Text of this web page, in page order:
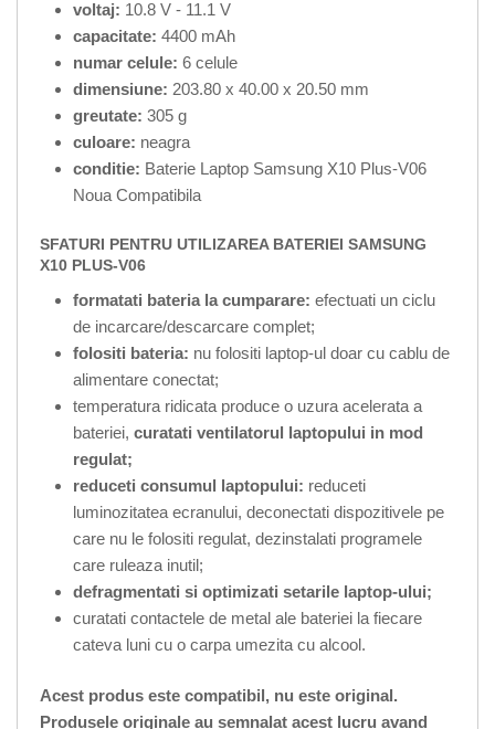
voltaj: 10.8 V - 11.1 V
capacitate: 4400 mAh
numar celule: 6 celule
dimensiune: 203.80 x 40.00 x 20.50 mm
greutate: 305 g
culoare: neagra
conditie: Baterie Laptop Samsung X10 Plus-V06
Noua Compatibila
SFATURI PENTRU UTILIZAREA BATERIEI SAMSUNG
X10 PLUS-V06
formatati bateria la cumparare: efectuati un ciclu
de incarcare/descarcare complet;
folositi bateria: nu folositi laptop-ul doar cu cablu de
alimentare conectat;
temperatura ridicata produce o uzura acelerata a
bateriei, curatati ventilatorul laptopului in mod
regulat;
reduceti consumul laptopului: reduceti
luminozitatea ecranului, deconectati dispozitivele pe
care nu le folositi regulat, dezinstalati programele
care ruleaza inutil;
defragmentati si optimizati setarile laptop-ului;
curatati contactele de metal ale bateriei la fiecare
cateva luni cu o carpa umezita cu alcool.
Acest produs este compatibil, nu este original.
Produsele originale au semnalat acest lucru avand